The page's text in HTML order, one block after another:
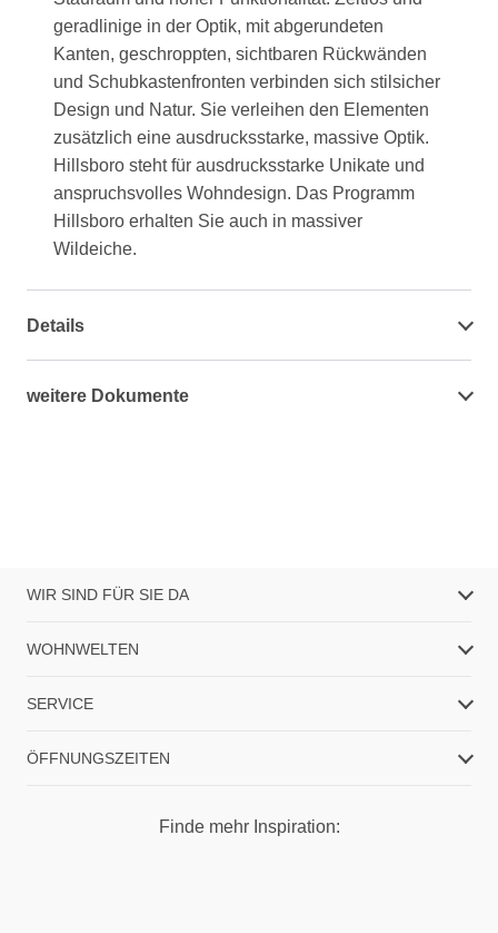
geradlinige in der Optik, mit abgerundeten
Kanten, geschroppten, sichtbaren Rückwänden
und Schubkastenfronten verbinden sich stilsicher
Design und Natur. Sie verleihen den Elementen
zusätzlich eine ausdrucksstarke, massive Optik.
Hillsboro steht für ausdrucksstarke Unikate und
anspruchsvolles Wohndesign. Das Programm
Hillsboro erhalten Sie auch in massiver
Wildeiche.
Details
weitere Dokumente
WIR SIND FÜR SIE DA
WOHNWELTEN
SERVICE
ÖFFNUNGSZEITEN
Finde mehr Inspiration: